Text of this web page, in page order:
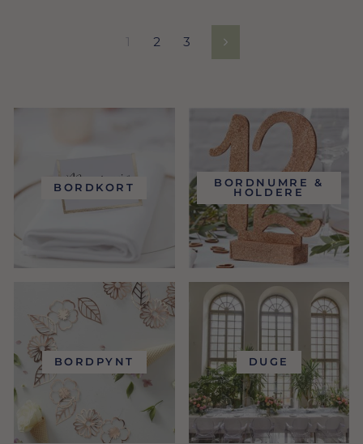
1 2 3 Næste
BORDKORT
BORDNUMRE &
HOLDERE
BORDPYNT DUGE